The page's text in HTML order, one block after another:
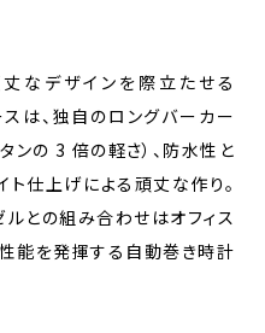
なデザインを際立たせる
は、独自のロングバーカー
ンの 3 倍の軽さ）、防水性と
ト仕上げによる頑丈な作り。
との組み合わせはオフィス
能を発揮する自動巻き時計